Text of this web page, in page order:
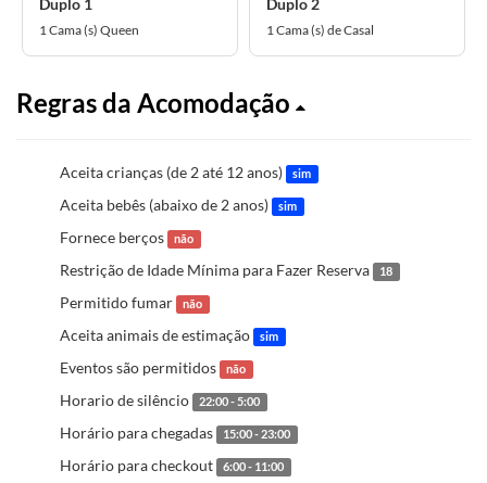
Duplo 1
1 Cama (s) Queen
Duplo 2
1 Cama (s) de Casal
Regras da Acomodação
Aceita crianças (de 2 até 12 anos) sim
Aceita bebês (abaixo de 2 anos) sim
Fornece berços não
Restrição de Idade Mínima para Fazer Reserva 18
Permitido fumar não
Aceita animais de estimação sim
Eventos são permitidos não
Horario de silêncio 22:00 - 5:00
Horário para chegadas 15:00 - 23:00
Horário para checkout 6:00 - 11:00